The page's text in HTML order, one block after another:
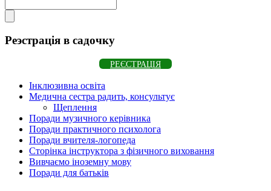
Реэстрація в садочку
РЕЄСТРАЦІЯ
Інклюзивна освіта
Медична сестра радить, консультує
Щеплення
Поради музичного керівника
Поради практичного психолога
Поради вчителя-логопеда
Сторінка інструктора з фізичного виховання
Вивчаємо іноземну мову
Поради для батьків